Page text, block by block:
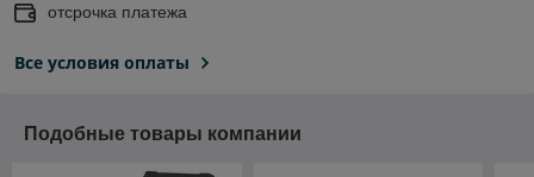
отсрочка платежа
Все условия оплаты
Подобные товары компании